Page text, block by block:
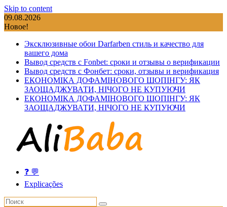
Skip to content
09.08.2026
Новое!
Эксклюзивные обои Darfarben стиль и качество для
вашего дома
Вывод средств с Fonbet: сроки и отзывы о верификации
Вывод средств с Фонбет: сроки, отзывы и верификация
ЕКОНОМІКА ДОФАМІНОВОГО ШОПІНГУ: ЯК
ЗАОЩАДЖУВАТИ, НІЧОГО НЕ КУПУЮЧИ
ЕКОНОМІКА ДОФАМІНОВОГО ШОПІНГУ: ЯК
ЗАОЩАДЖУВАТИ, НІЧОГО НЕ КУПУЮЧИ
❓ 💬
Explicações